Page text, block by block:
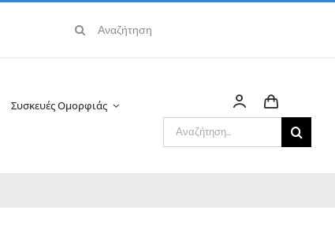
Αναζήτηση
Συσκευές Ομορφιάς
Αναζήτηση
για: